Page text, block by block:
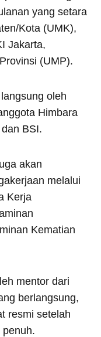
yang setara
Kota (UMK),
Jakarta,
(UMP).
oleh
Himbara
BSI.
akan
melalui
Kerja
Kematian
mentor dari
berlangsung,
resmi setelah